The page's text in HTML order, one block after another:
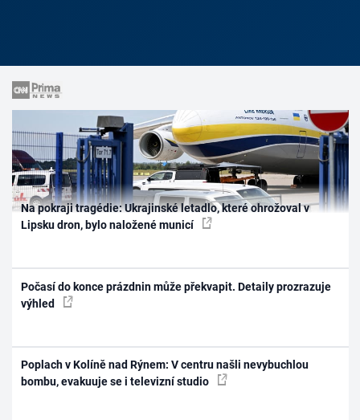
Na pokraji tragédie: Ukrajinské letadlo, které ohrožoval v
Lipsku dron, bylo naložené municí
Počasí do konce prázdnin může překvapit. Detaily prozrazuje
výhled
Poplach v Kolíně nad Rýnem: V centru našli nevybuchlou
bombu, evakuuje se i televizní studio